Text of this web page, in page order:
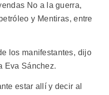
No a la guerra,
y Mentiras, entre
los manifestantes, dijo
Eva Sánchez.
estar allí y decir al